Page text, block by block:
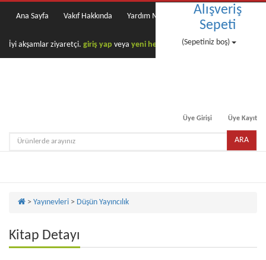
Ana Sayfa Vakıf Hakkında Yardım Masası
İyi akşamlar ziyaretçi. giriş yap veya yeni hesap oluştur
Alışveriş
Sepeti
(Sepetiniz boş)
Üye Girişi Üye Kayıt
ARA
> Yayınevleri > Düşün Yayıncılık
Kitap Detayı